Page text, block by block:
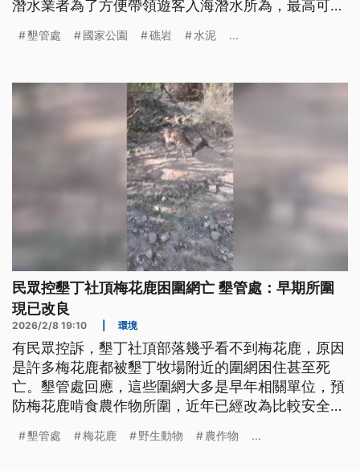
潛水業者為了方便帶領遊客入海潛水所為，最高可罰
墾管處 國家公園 礁岩 水泥 ...
民眾控墾丁社頂梅花鹿困圍網亡 墾管處：早期所圍
現已改良
2026/2/8 19:10 環境
有民眾控訴，墾丁社頂部落幾乎看不到梅花鹿，原因
是許多梅花鹿都被墾丁牧場附近的圍網困住甚至死
亡。墾管處回應，這些圍網大多是早年相關單位，預
防梅花鹿啃食農作物所圍，近年已經改為比較安全的
墾管處 梅花鹿 野生動物 農作物 ...